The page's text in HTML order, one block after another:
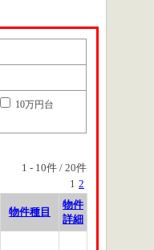
10万円台
1 - 10件 / 20件
1 2
物件種目
物件
詳細